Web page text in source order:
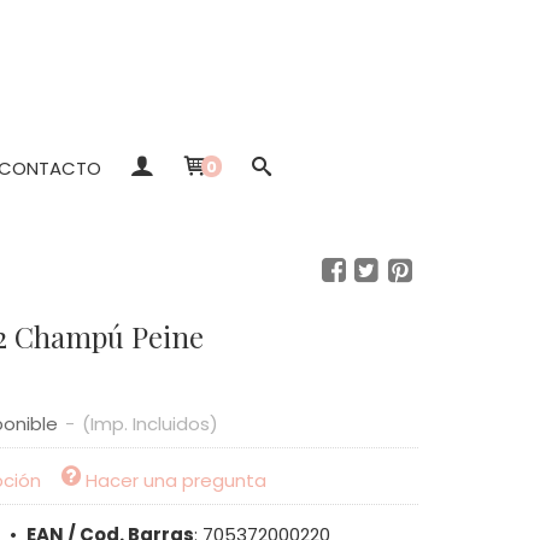
0
Champú Peine
- (Imp. Incluidos)
Hacer una pregunta
• EAN / Cod. Barras: 705372000220